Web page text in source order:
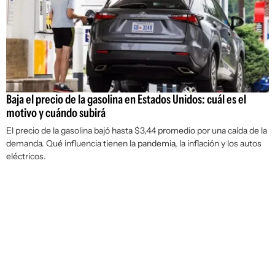
Baja el precio de la gasolina en Estados Unidos: cuál es el
motivo y cuándo subirá
El precio de la gasolina bajó hasta $3,44 promedio por una caída de la
demanda. Qué influencia tienen la pandemia, la inflación y los autos
eléctricos.